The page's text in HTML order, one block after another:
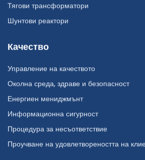
Тягови трансформатори
Шунтови реактори
Качество
Управление на качеството
Околна среда, здраве и безопасност
Енергиен мениджмънт
Информационна сигурност
Процедура за несъответствие
Проучване на удовлетвореността на